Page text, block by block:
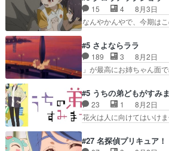
しておりスピカは対策…
氏容姿も評価してし…
の関係に対して完全に
にデレるルディが完全
ってほしいちゃんとし
キャラモヤモヤする別
ただきました！よろし
インを好きになっちゃう…
15 4
8月3日
なんやかんやで、今期
愛すぎるな楠木ともり
れた表情が特に多かっ
きでした。あの証拠写
を想っているのにすれ
んと練習したい〟と言…
ラ」を活かすのがうま…
子の仲にヒビが………
#5 さよならララ
189 3
8月2日
」が最高にお姉ちゃん
を振り切ってみんなに
馴染めない辺り観てい
んの事情はもう少し皆
とで初のアルバイト。
てケーキ食べて、帰り
#5 うちの弟どもがすみ
23 1
8月2日
花火は人に向けてはい
お名前を見たんだけど
#27 名探偵プリキュア！